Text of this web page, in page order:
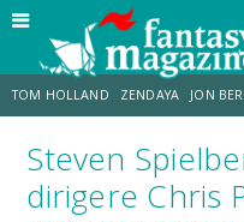
TOM HOLLAND ZENDAYA JON
STRANIMONDI LUCCA COMICS &
Steven
dirigere Chris